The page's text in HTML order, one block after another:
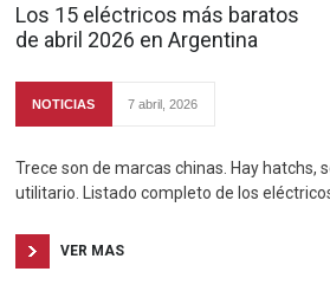
Los 15 eléctricos más baratos
de abril 2026 en Argentina
NOTICIAS 7 abril, 2026
Trece son de marcas chinas. Hay hatchs,
utilitario. Listado completo de los
VER MAS